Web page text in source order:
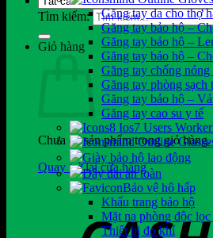
Tìm kiếm:
Giỏ hàng
Chưa có sản phẩm trong giỏ hàng.
Quay trở lại cửa hàng
Găng tay da cho thợ
Găng tay bảo hộ –
Găng tay bảo hộ –
Găng tay bảo hộ –
Găng tay chống
Găng tay phòng sạch
Găng tay bảo hộ –
Găng tay cao su y tế
Giày bảo hộ lao động
Dây đai an toàn
Bảo vệ hô hấp
Khẩu trang bảo hộ
Mặt nạ phòng độc
Thiết bị đo khí